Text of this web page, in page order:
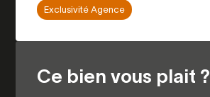
Exclusivité Agence
Ce bien vous plait ?